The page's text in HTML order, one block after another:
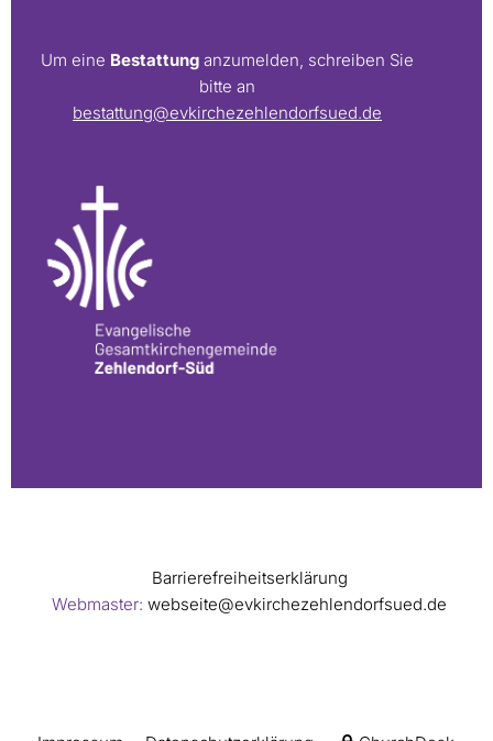
Um eine Bestattung anzumelden, schreiben Sie
bitte an
bestattung@evkirchezehlendorfsued.de
Barrierefreiheitserklärung
Webmaster: webseite@evkirchezehlendorfsued.de